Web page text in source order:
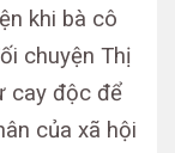
khi bà cô
chuyện Thị
cay độc để
của xã hội